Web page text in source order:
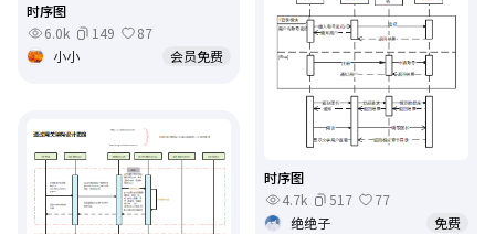
时序图
6.0k
149
87
小小
会员免费
时序图
4.7k
517
77
绝绝子
免费